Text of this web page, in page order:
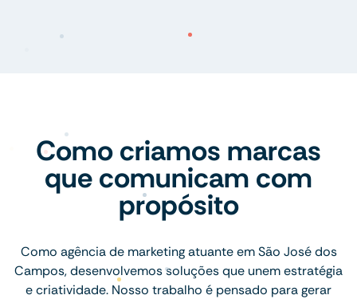
Como criamos marcas
que comunicam com
propósito
Como agência de marketing atuante em São José dos
Campos, desenvolvemos soluções que unem estratégia
e criatividade. Nosso trabalho é pensado para gerar